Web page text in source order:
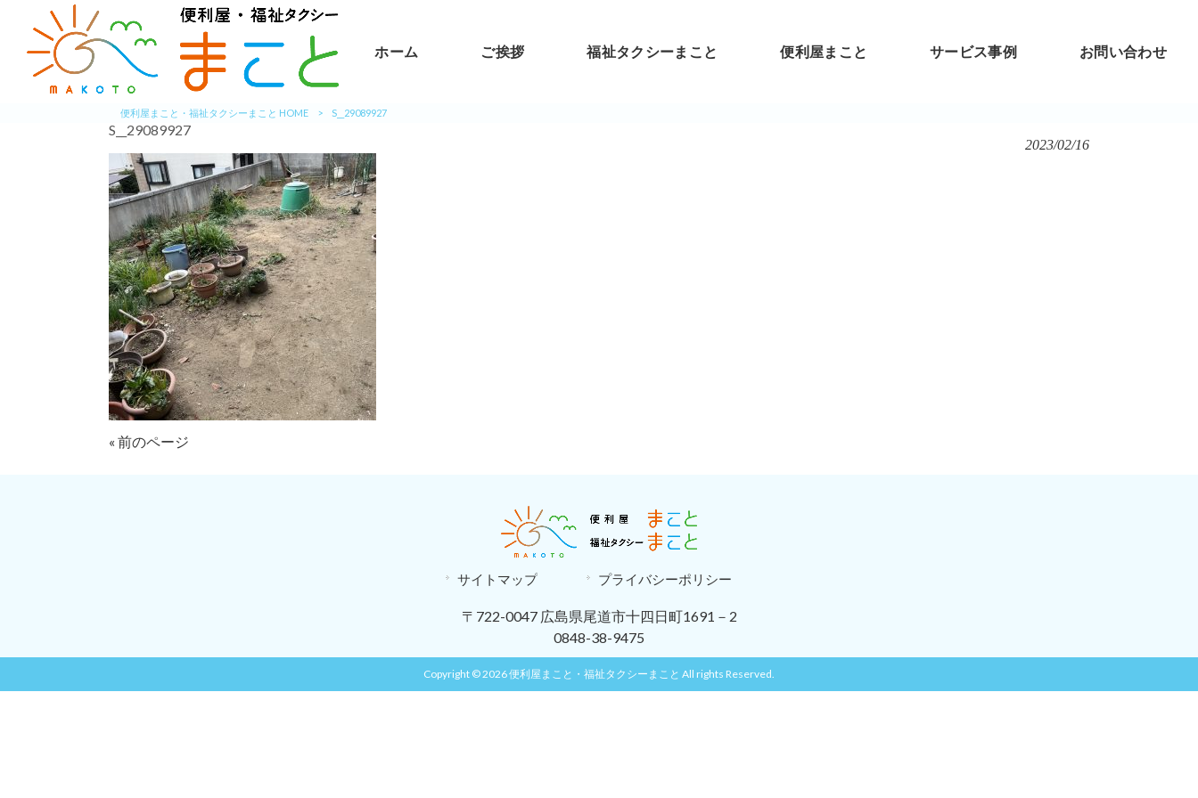
ホーム ご挨拶 福祉タクシーまこと 便利屋まこと サービス事例 お問い合わせ
便利屋まこと・福祉タクシーまこと HOME > S__29089927
S__29089927
2023/02/16
« 前のページ
サイトマップ プライバシーポリシー
〒722-0047 広島県尾道市十四日町1691－2
0848-38-9475
Copyright © 2026 便利屋まこと・福祉タクシーまこと All rights Reserved.